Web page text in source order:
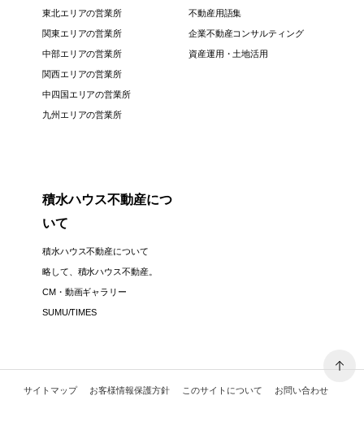
東北エリアの営業所
関東エリアの営業所
中部エリアの営業所
関西エリアの営業所
中四国エリアの営業所
九州エリアの営業所
不動産用語集
企業不動産コンサルティング
資産運用・土地活用
積水ハウス不動産につ
いて
積水ハウス不動産について
略して、積水ハウス不動産。
CM・動画ギャラリー
SUMU/TIMES
サイトマップ お客様情報保護方針 このサイトについて お問い合わせ